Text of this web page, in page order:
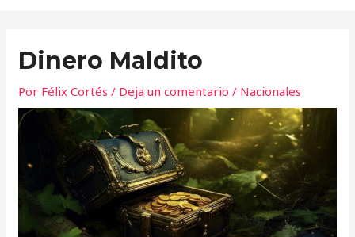
Dinero Maldito
Por Félix Cortés/ Deja un comentario / Nacionales